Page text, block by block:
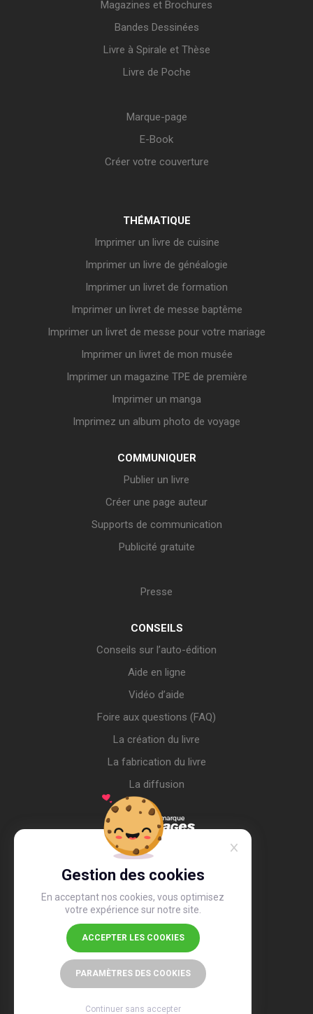
Gestion des cookies
En acceptant nos cookies, vous optimisez
votre expérience sur notre site.
ACCEPTER LES COOKIES
PARAMÈTRES DES COOKIES
Continuer sans accepter
Magazines et Brochures
Bandes Dessinées
Livre à Spirale et Thèse
Livre de Poche
Marque-page
E-Book
Créer votre couverture
THÉMATIQUE
Imprimer un livre de cuisine
Imprimer un livre de généalogie
Imprimer un livret de formation
Imprimer un livret de messe baptême
Imprimer un livret de messe pour votre mariage
Imprimer un livret de mon musée
Imprimer un magazine TPE de première
Imprimer un manga
Imprimez un album photo de voyage
COMMUNIQUER
Publier un livre
Créer une page auteur
Supports de communication
Publicité gratuite
Presse
CONSEILS
Conseils sur l’auto-édition
Aide en ligne
Vidéo d’aide
Foire aux questions (FAQ)
La création du livre
La fabrication du livre
La diffusion
4,4